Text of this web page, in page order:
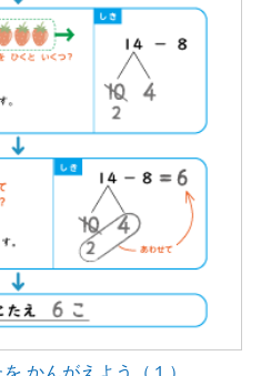
かんがえよう（１）